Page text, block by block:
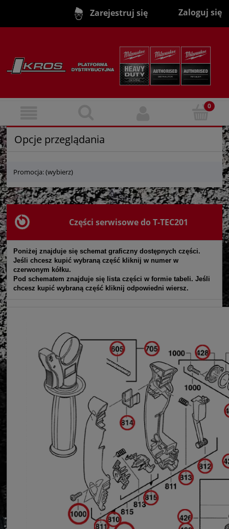
Zarejestruj się Zaloguj się
Opcje przeglądania
Promocja: (wybierz)
Części serwisowe do T-TEC201
Poniżej znajduje się schemat graficzny dostępnych części.
Jeśli chcesz kupić wybraną część kliknij w numer w
czerwonym kółku.
Pod schematem znajduje się lista części w formie tabeli. Jeśli
chcesz kupić wybraną część kliknij odpowiedni wiersz.